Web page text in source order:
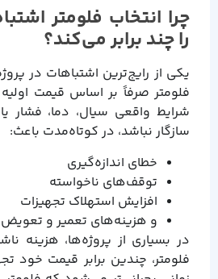
چرا انتخاب فلومتر
را چند برابر می‌کند؟
یکی از رایج‌ترین اشتباهات در
فلومتر صرفاً بر اساس قیمت
شرایط واقعی سیال، دما، فشار
سازگار نباشد، در کوتاه‌مدت باعث:
خطای اندازه‌گیری
توقف‌های ناخواسته
افزایش استهلاک تجهیزات
و هزینه‌های تعمیر و
در بسیاری از پروژه‌ها، هزینه
فلومتر، چندین برابر قیمت خود